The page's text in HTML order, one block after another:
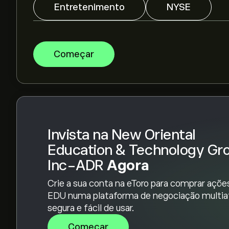
Entretenimento
NYSE
Começar
Invista na New Oriental
Education & Technology
Inc-ADR Agora
Crie a sua conta na eToro para comprar
EDU numa plataforma de negociação
segura e fácil de usar.
Começar
ADR com base em tendências de mercado,
crescimento. Descubra a previsão mais
A capitalização bolsista de New Oriental
Com base nas recomendações de 3 analistas
geral é Compra moderada.